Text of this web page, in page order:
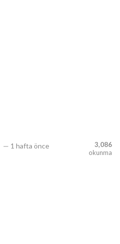
— 1 hafta önce
3,086
okunma